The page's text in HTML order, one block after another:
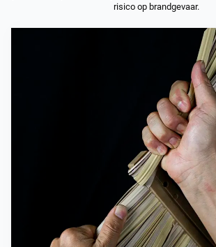
risico op brandgevaar.